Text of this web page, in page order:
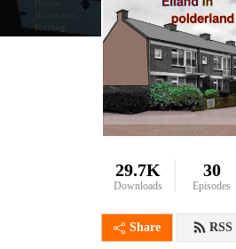
29.7K
Downloads
30
Episodes
Share RSS